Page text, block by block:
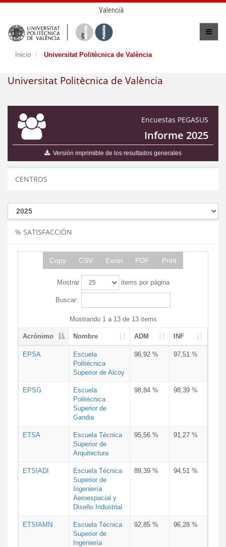
Valencià
Inicio Universitat Politècnica de València
Universitat Politècnica de València
Encuestas PEGASUS
Informe 2025
Versión imprimible de los resultados generales
CENTROS
% SATISFACCIÓN
Copy CSV Excel PDF Print
Mostrar items por página
Buscar:
Mostrando 1 a 13 de 13 items
Acrónimo Nombre ADM INF
EPSA
Escuela
Politécnica
Superior de Alcoy
96,92 % 97,51 %
EPSG
Escuela
Politécnica
Superior de
Gandia
98,84 % 98,39 %
ETSA
Escuela Técnica
Superior de
Arquitectura
95,56 % 91,27 %
ETSIADI
Escuela Técnica
Superior de
Ingeniería
Aeroespacial y
Diseño Industrial
89,39 % 94,51 %
ETSIAMN
Escuela Técnica
Superior de
Ingeniería
92,85 % 96,28 %